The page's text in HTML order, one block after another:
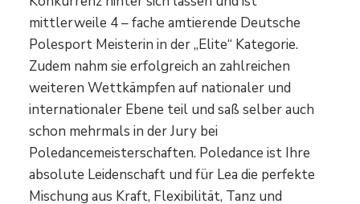
mittlerweile 4 – fache amtierende Deutsche
Polesport Meisterin in der „Elite“ Kategorie.
Zudem nahm sie erfolgreich an zahlreichen
weiteren Wettkämpfen auf nationaler und
internationaler Ebene teil und saß selber auch
schon mehrmals in der Jury bei
Poledancemeisterschaften. Poledance ist Ihre
absolute Leidenschaft und für Lea die perfekte
Mischung aus Kraft, Flexibilität, Tanz und